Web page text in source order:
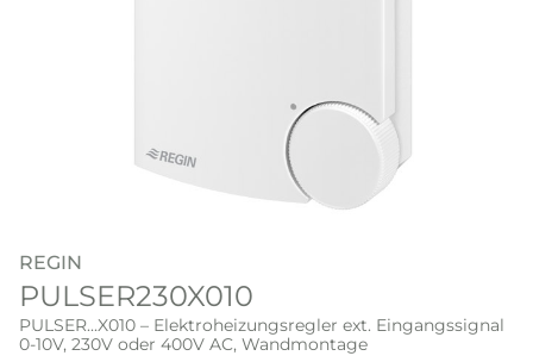
REGIN
PULSER230X010
PULSER...X010 – Elektroheizungsregler ext. Eingangssignal
0-10V, 230V oder 400V AC, Wandmontage